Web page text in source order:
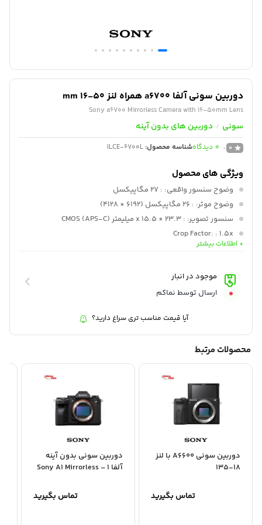
دوربین سونی آلفا a6700 همراه لنز mm 16-50
Sony a6700 Mirrorless Camera with 16-50mm Lens
سونی / دوربین های بدون آینه
0
0 دیدگاهشناسه محصول: ILCE-6700L
ویژگی های محصول
وضوح سنسور واقعی: : 27 مگاپیکسل
وضوح موثر: : 26 مگاپیکسل (6192 * 4128)
سنسور تصویر: : 23.3 * x 15.5 میلیمتر (APS-C) CMOS
Crop Factor: : 1.5x
سنسور تثبیت تصویر:
سرعت شاتر مکانیکی:
سرعت شاتر الکترونیکی:
+ اطلاعات بیشتر
موجود در انبار
ارسال توسط نماکم
آیا قیمت مناسب تری سراغ دارید؟
محصولات مرتبط
دوربین سونی A6600 با لنز
18-135
تماس بگیرید
دوربین سونی بدون آینه
آلفا 1 – Sony A1 Mirrorless
تماس بگیرید